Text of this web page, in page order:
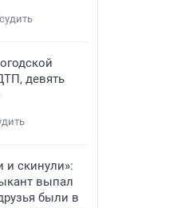
девять
и скинули»:
выпал
были в